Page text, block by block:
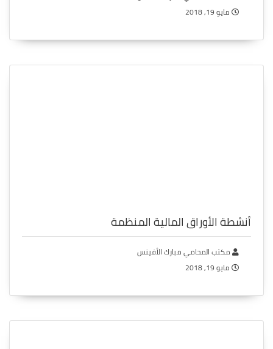
مايو 19, 2018
أنشطة الأوراق المالية المنظمة
مكتب المحامي مبارك الأفينس
مايو 19, 2018